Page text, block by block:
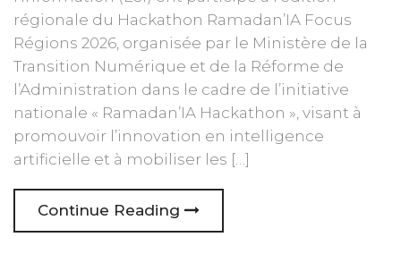
régionale du Hackathon Ramadan’IA Focus
Régions 2026, organisée par le Ministère de la
Transition Numérique et de la Réforme de
l’Administration dans le cadre de l’initiative
nationale « Ramadan’IA Hackathon », visant à
promouvoir l’innovation en intelligence
artificielle et à mobiliser les […]
Continue Reading